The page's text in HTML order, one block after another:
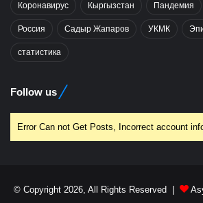
Коронавирус Кыргызстан Пандемия
Россия Садыр Жапаров УКМК
статистика
Follow us
Error Can not Get Posts, Incorrect account
© Copyright 2026, All Rights Reserved |